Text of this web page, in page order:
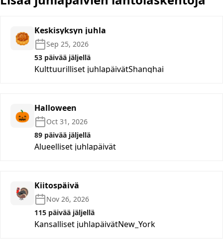
🥮 Keskisyksyn juhla
Sep 25, 2026
53 päivää jäljellä
Kulttuurilliset juhlapäivätShanghai
🎃 Halloween
Oct 31, 2026
89 päivää jäljellä
Alueelliset juhlapäivät
🦃 Kiitospäivä
Nov 26, 2026
115 päivää jäljellä
Kansalliset juhlapäivätNew_York